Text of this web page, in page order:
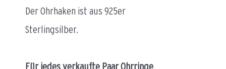
Der Ohrhaken ist aus 925er
Sterlingsilber.
Für jedes verkaufte Paar Ohrringe